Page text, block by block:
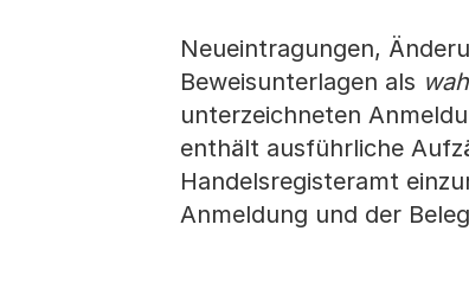
Neueintragungen,
Beweisunterlagen als
unterzeichneten
enthält ausführliche
Handelsregisteramt
Anmeldung und der